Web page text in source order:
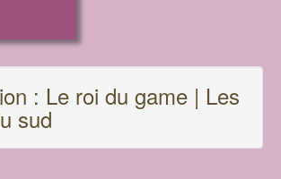
: Le roi du game | Les
sud